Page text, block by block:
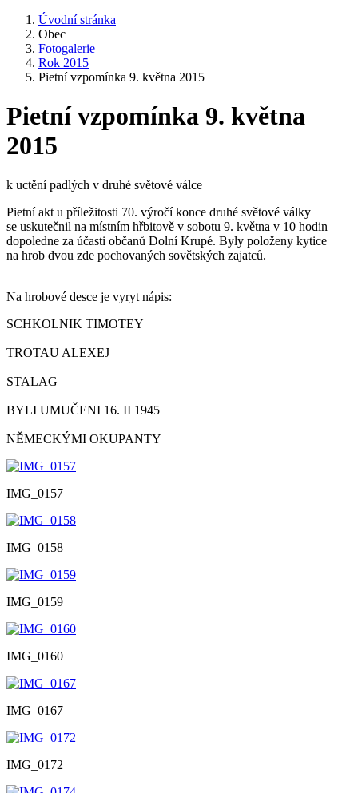
Úvodní stránka
Obec
Fotogalerie
Rok 2015
Pietní vzpomínka 9. května 2015
Pietní vzpomínka 9. května
2015
k uctění padlých v druhé světové válce
Pietní akt u příležitosti 70. výročí konce druhé světové války
se uskutečnil na místním hřbitově v sobotu 9. května v 10 hodin
dopoledne za účasti občanů Dolní Krupé. Byly položeny kytice
na hrob dvou zde pochovaných sovětských zajatců.
Na hrobové desce je vyryt nápis:
SCHKOLNIK TIMOTEY
TROTAU ALEXEJ
STALAG
BYLI UMUČENI 16. II 1945
NĚMECKÝMI OKUPANTY
IMG_0157
IMG_0158
IMG_0159
IMG_0160
IMG_0167
IMG_0172